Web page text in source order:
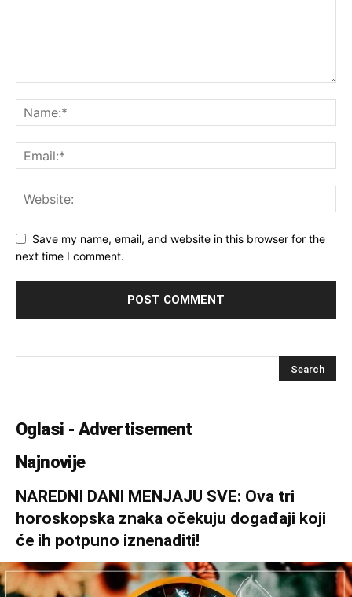
Save my name, email, and website in this browser for the
next time I comment.
Oglasi - Advertisement
Najnovije
NAREDNI DANI MENJAJU SVE: Ova tri
horoskopska znaka očekuju događaji koji
će ih potpuno iznenaditi!